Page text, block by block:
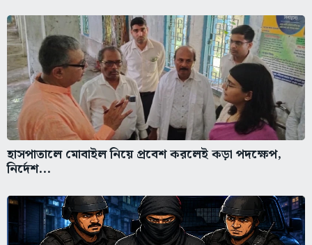
হাসপাতালে মোবাইল নিয়ে প্রবেশ করলেই কড়া পদক্ষেপ,
নির্দেশ...